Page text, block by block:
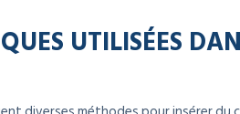
UTILISÉES